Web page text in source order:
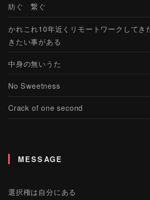
紡ぐ 繋ぐ
かれこれ10年近くリモートワークしてき
きたい事がある
中身の無いうた
No Sweetness
Crack of one second
MESSAGE
選択権は自分にある